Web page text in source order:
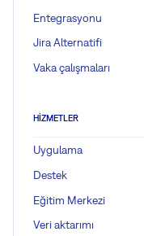
Entegrasyonu
Jira Alternatifi
Vaka çalışmaları
HIZMETLER
Uygulama
Destek
Eğitim Merkezi
Veri aktarımı